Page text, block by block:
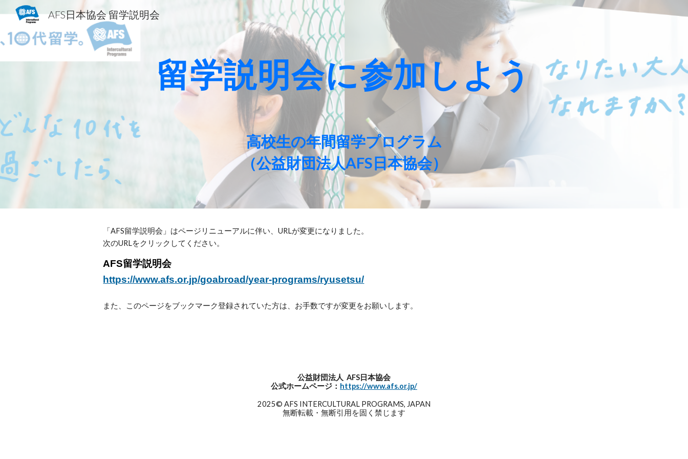
Skip to main content
AFS日本協会 留学説明会
留学説明会に参加しよう
高校生の年間留学プログラム
（公益財団法人AFS日本協会）
「AFS留学説明会 」はページリニューアルに伴い、URLが変更になりました。
次のURLをクリックしてください。
AFS留学説明会
https://www.afs.or.jp/goabroad/year-programs/ryusetsu/
また、このページをブックマーク登録されていた方は、お手数ですが変更をお願いします。
公益財団法人 AFS日本協会
公式ホームページ： https://www.afs.or.jp/
2025© AFS INTERCULTURAL PROGRAMS, JAPAN
無断転載・無断引用を固く禁じます